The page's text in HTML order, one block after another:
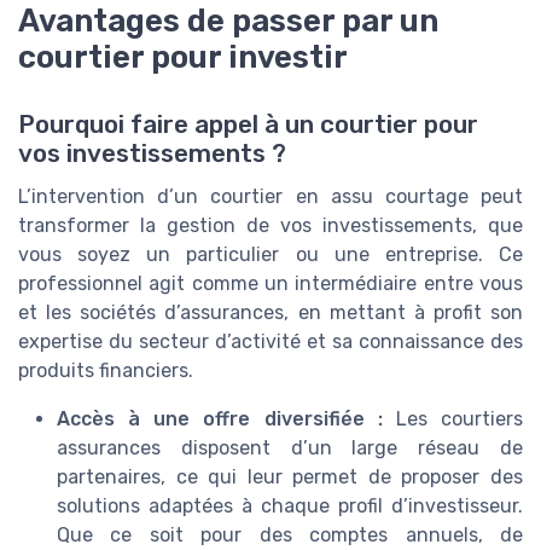
Avantages de passer par un
courtier pour investir
Pourquoi faire appel à un courtier pour
vos investissements ?
L’intervention d’un courtier en assu courtage peut
transformer la gestion de vos investissements, que
vous soyez un particulier ou une entreprise. Ce
professionnel agit comme un intermédiaire entre vous
et les sociétés d’assurances, en mettant à profit son
expertise du secteur d’activité et sa connaissance des
produits financiers.
Accès à une offre diversifiée :Les courtiers
assurances disposent d’un large réseau de
partenaires, ce qui leur permet de proposer des
solutions adaptées à chaque profil d’investisseur.
Que ce soit pour des comptes annuels, de